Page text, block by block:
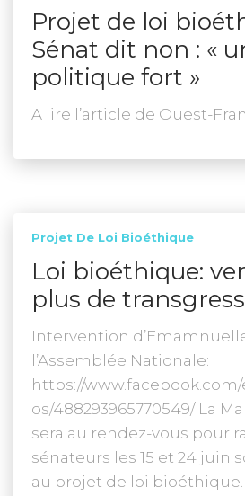
Projet de loi
Sénat dit non : «
politique fort »
A lire l’article de Ouest-
Projet De Loi Bioéthique
Loi bioéthique:
plus de
Intervention
l’Assemblée Nationale:
https://
os/488293965770549/ La
sera au rendez-vous pour
sénateurs les 15 et 24 juin
au projet de loi